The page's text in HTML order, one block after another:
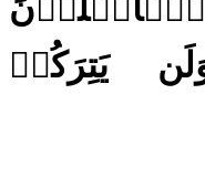
يَتِرَكُمۡ